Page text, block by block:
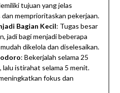
tujuan yang jelas
memprioritaskan pekerjaan.
Bagian Kecil: Tugas besar
jadi bagi menjadi beberapa
dikelola dan diselesaikan.
: Bekerjalah selama 25
istirahat selama 5 menit.
fokus dan